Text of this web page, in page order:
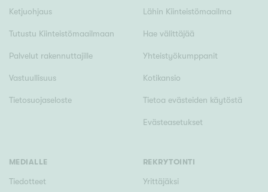
Ketjuohjaus
Tutustu Kiinteistömaailmaan
Palvelut rakennuttajille
Vastuullisuus
Tietosuojaseloste
Lähin Kiinteistömaailma
Hae välittäjää
Yhteistyökumppanit
Kotikansio
Tietoa evästeiden käytöstä
Evästeasetukset
MEDIALLE
Tiedotteet
REKRYTOINTI
Yrittäjäksi